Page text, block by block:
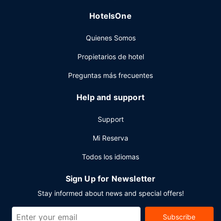
HotelsOne
Quienes Somos
Propietarios de hotel
Preguntas más frecuentes
Help and support
Support
Mi Reserva
Todos los idiomas
Sign Up for Newsletter
Stay informed about news and special offers!
Subscribe